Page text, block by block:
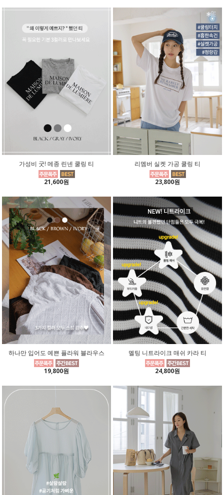
가성비 굿! 메종 린넨 쿨링 티
21,600원
리멤버 실켓 가공 쿨링 티
23,800원
하나만 입어도 예쁜 플라워 블라우스
19,800원
멜팅 니트라이크 매쉬 카라 티
24,800원